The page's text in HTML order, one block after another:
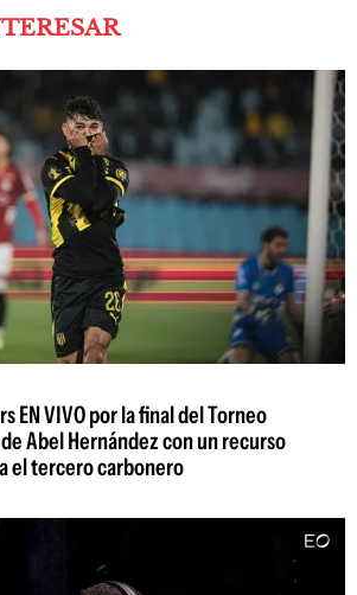
EN VIVO por la final del Torneo
Abel Hernández con un recurso
el tercero carbonero